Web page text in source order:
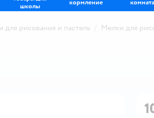
школы
кормление
комната
для рисования и пастель Мелки для